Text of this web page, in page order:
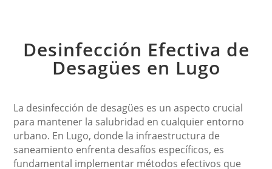
Desinfección Efectiva de
Desagües en Lugo
La desinfección de desagües es un aspecto crucial
para mantener la salubridad en cualquier entorno
urbano. En Lugo, donde la infraestructura de
saneamiento enfrenta desafíos específicos, es
fundamental implementar métodos efectivos que